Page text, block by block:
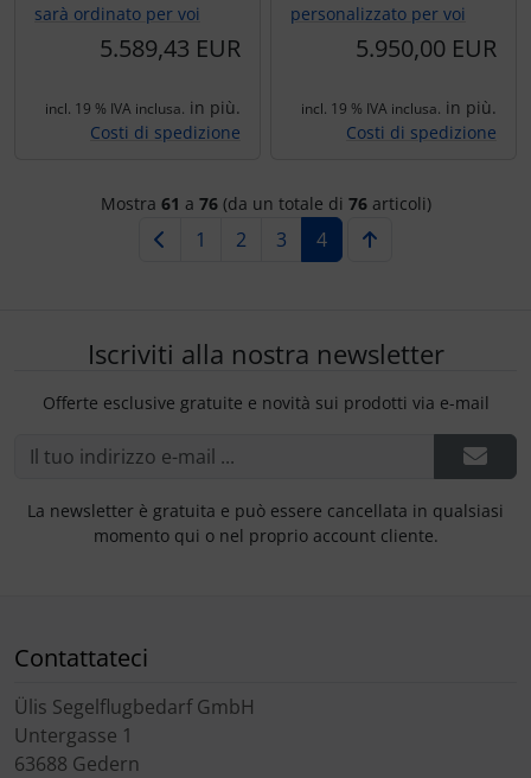
sarà ordinato per voi
5.589,43 EUR
incl. 19 % IVA inclusa. in più.
Costi di spedizione
personalizzato per voi
5.950,00 EUR
incl. 19 % IVA inclusa. in più.
Costi di spedizione
Mostra 61 a 76(da un totale di 76articoli)
1 2 3 4
Iscriviti alla nostra newsletter
Offerte esclusive gratuite e novità sui prodotti via e-mail
La newsletter è gratuita e può essere cancellata in qualsiasi
momento qui o nel proprio account cliente.
Contattateci
Ülis Segelflugbedarf GmbH
Untergasse 1
63688 Gedern